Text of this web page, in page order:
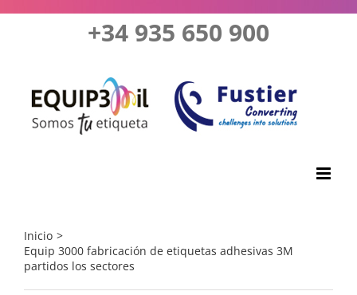
+34 935 650 900
Inicio
Equip 3000 fabricación de etiquetas adhesivas 3M
partidos los sectores